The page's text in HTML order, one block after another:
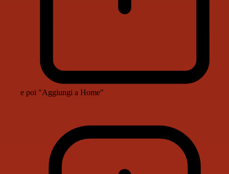
e poi "Aggiungi a Home"